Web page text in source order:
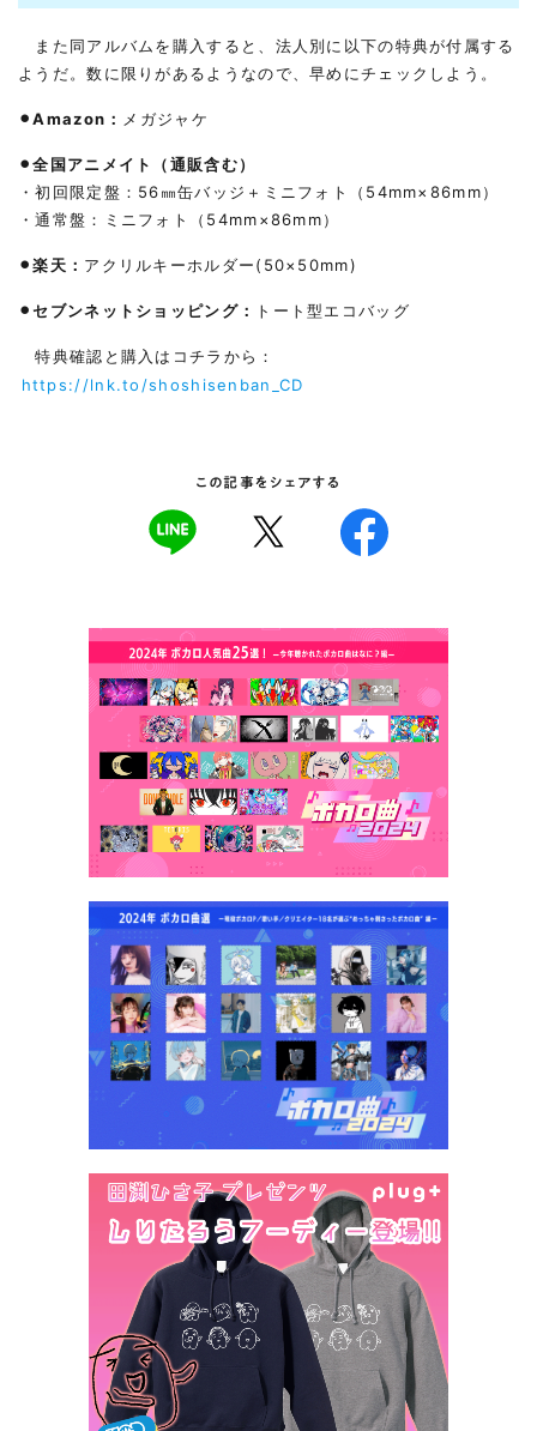
また同アルバムを購入すると、法人別に以下の特典が付属する
ようだ。数に限りがあるようなので、早めにチェックしよう。
⚫︎Amazon： メガジャケ
⚫︎全国アニメイト（通販含む）
・初回限定盤：56㎜缶バッジ＋ミニフォト（54mm×86mm）
・通常盤：ミニフォト（54mm×86mm）
⚫︎楽天： アクリルキーホルダー(50×50mm)
⚫︎セブンネットショッピング： トート型エコバッグ
特典確認と購入はコチラから：
https://lnk.to/shoshisenban_CD
この記事をシェアする